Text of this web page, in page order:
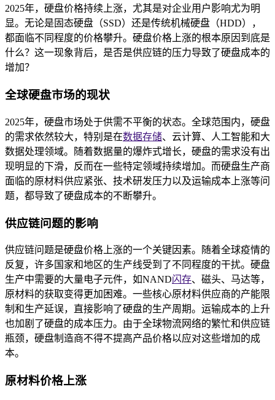
2025年，硬盘价格持续上涨，尤其是对企业用户影响尤为明
显。无论是固态硬盘（SSD）还是传统机械硬盘（HDD），
都面临不同程度的价格攀升。硬盘价格上涨的根本原因到底是
什么？这一现象背后，是否是供应链的压力导致了硬盘成本的
增加？
全球硬盘市场的现状
2025年，硬盘市场处于供需不平衡的状态。全球范围内，硬盘
的需求依然较大，特别是在数据存储、云计算、人工智能和大
数据处理领域。随着数据量的爆炸式增长，硬盘的需求没有出
现明显的下滑，反而在一些特定领域持续增加。而硬盘生产商
面临的原材料供应紧张、技术研发压力以及运输成本上涨等问
题，都导致了硬盘成本的不断攀升。
供应链问题的影响
供应链问题是硬盘价格上涨的一个关键因素。随着全球疫情的
反复，许多国家和地区的生产线受到了不同程度的干扰。硬盘
生产中需要的大量电子元件，如NAND闪存、磁头、马达等，
原材料的获取变得更加困难。一些核心原材料供应商的产能限
制和生产延误，直接影响了硬盘的生产周期。运输成本的上升
也加剧了硬盘的成本压力。由于全球物流网络的繁忙和供应链
瓶颈，硬盘制造商不得不提高产品价格以应对这些增加的成
本。
原材料价格上涨